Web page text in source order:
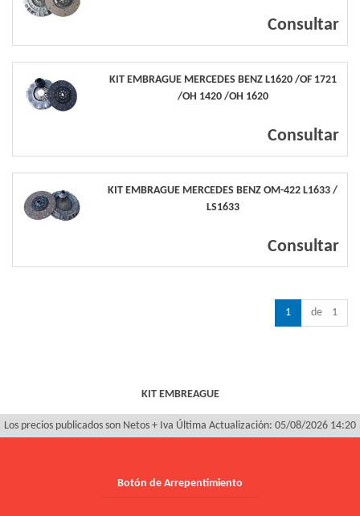
Consultar
KIT EMBRAGUE MERCEDES BENZ L1620 /OF 1721
/OH 1420 /OH 1620
Consultar
KIT EMBRAGUE MERCEDES BENZ OM-422 L1633 /
LS1633
Consultar
1 de 1
KIT EMBREAGUE
Los precios publicados son Netos + Iva Última Actualización: 05/08/2026 14:20
Botón de Arrepentimiento